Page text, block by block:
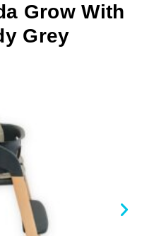
Grow With
Grey